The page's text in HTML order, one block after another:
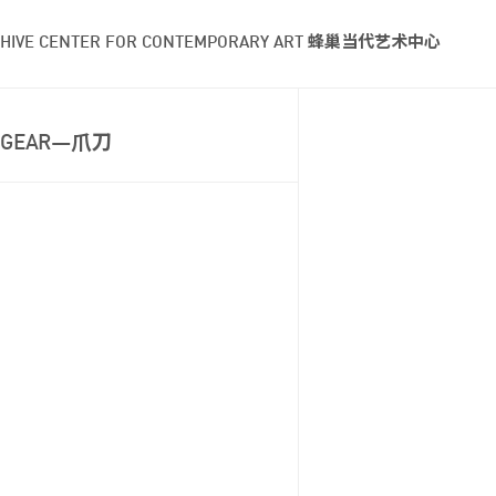
HIVE CENTER FOR CONTEMPORARY ART 蜂巢当代艺术中心
GEAR—爪刀